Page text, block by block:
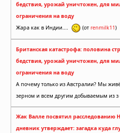
бедствия, урожай уничтожен, для
ограничения на воду
Жара как в Индии....
(от renmilk11)
Британская катастрофа: половина
бедствия, урожай уничтожен, для
ограничения на воду
А почему только из Австралии? Мы
зерном и всем другим добываемым из з
Жак Валле посвятил расследованию
дневник утверждает: загадка куда